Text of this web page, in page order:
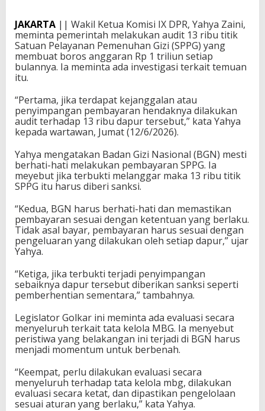
JAKARTA || Wakil Ketua Komisi IX DPR, Yahya Zaini,
meminta pemerintah melakukan audit 13 ribu titik
Satuan Pelayanan Pemenuhan Gizi (SPPG) yang
membuat boros anggaran Rp 1 triliun setiap
bulannya. Ia meminta ada investigasi terkait temuan
itu.
“Pertama, jika terdapat kejanggalan atau
penyimpangan pembayaran hendaknya dilakukan
audit terhadap 13 ribu dapur tersebut,” kata Yahya
kepada wartawan, Jumat (12/6/2026).
Yahya mengatakan Badan Gizi Nasional (BGN) mesti
berhati-hati melakukan pembayaran SPPG. Ia
meyebut jika terbukti melanggar maka 13 ribu titik
SPPG itu harus diberi sanksi.
“Kedua, BGN harus berhati-hati dan memastikan
pembayaran sesuai dengan ketentuan yang berlaku.
Tidak asal bayar, pembayaran harus sesuai dengan
pengeluaran yang dilakukan oleh setiap dapur,” ujar
Yahya.
“Ketiga, jika terbukti terjadi penyimpangan
sebaiknya dapur tersebut diberikan sanksi seperti
pemberhentian sementara,” tambahnya.
Legislator Golkar ini meminta ada evaluasi secara
menyeluruh terkait tata kelola MBG. Ia menyebut
peristiwa yang belakangan ini terjadi di BGN harus
menjadi momentum untuk berbenah.
“Keempat, perlu dilakukan evaluasi secara
menyeluruh terhadap tata kelola mbg, dilakukan
evaluasi secara ketat, dan dipastikan pengelolaan
sesuai aturan yang berlaku,” kata Yahya.